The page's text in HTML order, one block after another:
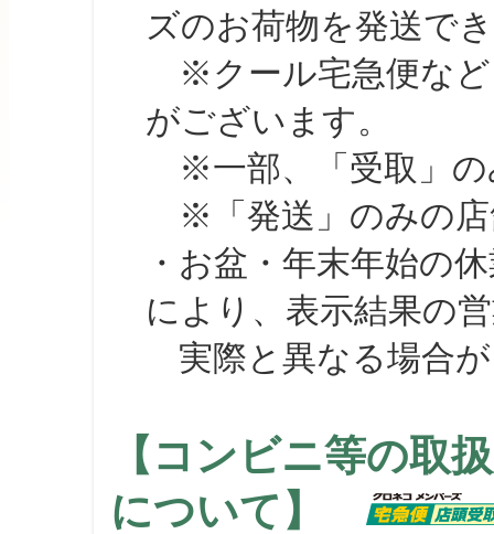
ズのお荷物を発送で
※クール宅急便など
がございます。
※一部、「受取」の
※「発送」のみの店
・お盆・年末年始の
により、表示結果の
実際と異なる場合が
【コンビニ等の取
について】